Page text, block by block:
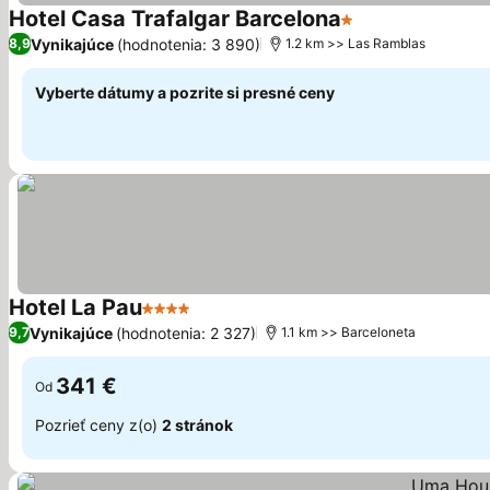
Hotel Casa Trafalgar Barcelona1 Počet hviezdičiek
8,9Vynikajúce (hodnotenia: 3 890) 1.2 km >> Las Ramblas
Vyberte dátumy a pozrite si presné ceny
Hotel La Pau4 Počet hviezdičiek
Zobraziť ceny
9,7Vynikajúce (hodnotenia: 2 327) 1.1 km >> Barceloneta
Od 341 €
Pozrieť ceny z(o) 2 stránok